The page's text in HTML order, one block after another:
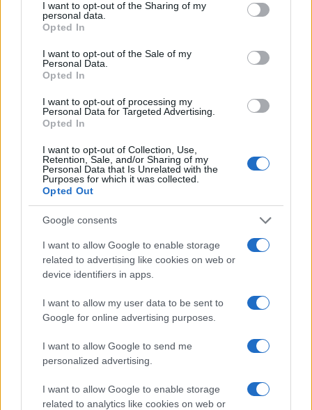
not limited to your visit or usage behaviour. You may click to
grant or deny consent to Google and its third-party tags to
use your data for below specified purposes in below Google
consent section.
I want to opt-out of the Sharing of my
personal data.
Opted In
I want to opt-out of the Sale of my
Personal Data.
Opted In
I want to opt-out of processing my
Personal Data for Targeted Advertising.
Opted In
I want to opt-out of Collection, Use,
Retention, Sale, and/or Sharing of my
Personal Data that Is Unrelated with the
Purposes for which it was collected.
Opted Out
Google consents
I want to allow Google to enable storage
related to advertising like cookies on web or
device identifiers in apps.
I want to allow my user data to be sent to
Google for online advertising purposes.
I want to allow Google to send me
personalized advertising.
I want to allow Google to enable storage
related to analytics like cookies on web or
„Szélsőséges eszméket
terjeszthetnek egy budapesti
kocsmában, mégpedig a főváros
egyik olyan kerületében, ahol 80
származásúakat mészároltak le
és deportáltak hasonló nézetek
miatt”
– írta a polgármester.
Niedermüller Péter hangsúlyozta, hogy „nem
hagyhatjuk, hogy ezek a gondolatok ismét
jogszerűen náci ideológiát terjesszenek
Budapesten”.